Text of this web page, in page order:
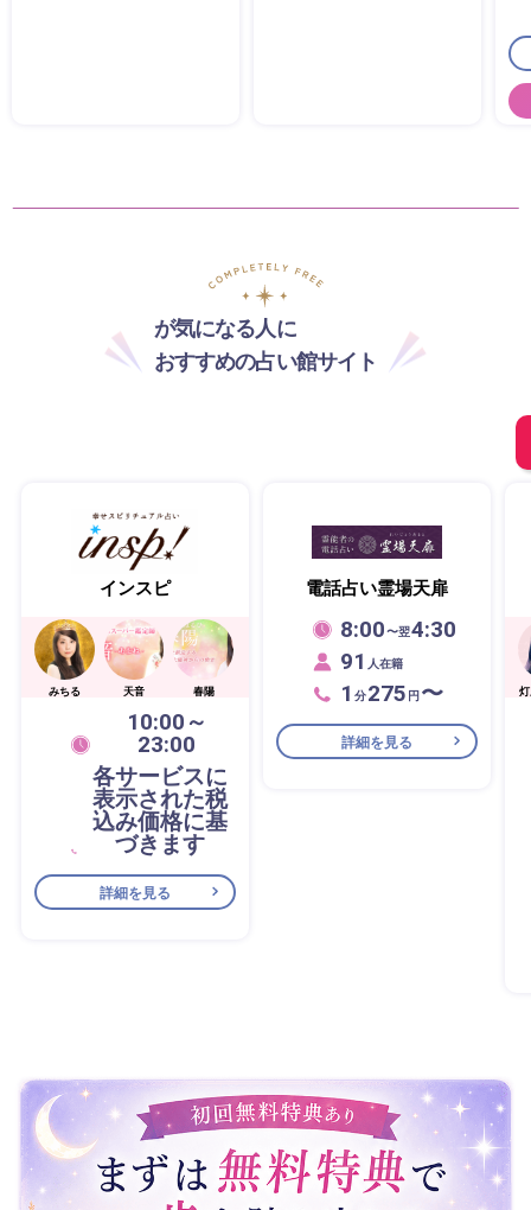
が気になる人に
おすすめの占い館サイト
インスピ
みちる 天音 春陽
10:00～
23:00
各サービスに
表示された税
込み価格に基
づきます
詳細を見る
電話占い霊場天扉
8:00〜翌4:30
91 人在籍
1 分275 円〜
詳細を見る